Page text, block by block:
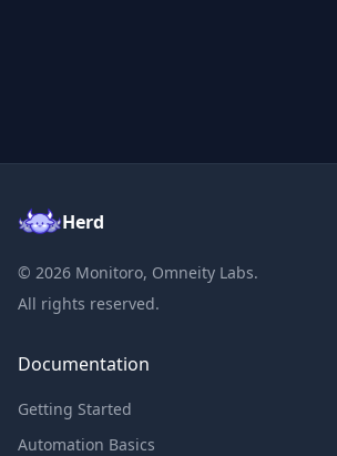
Herd
© 2026 Monitoro, Omneity Labs.
All rights reserved.
Documentation
Getting Started
Automation Basics